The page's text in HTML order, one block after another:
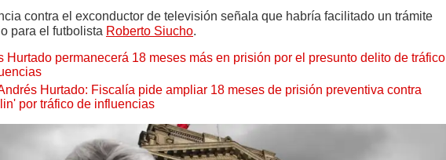
contra el exconductor de televisión señala que habría facilitado un trámite
para el futbolista Roberto Siucho.
Hurtado permanecerá 18 meses más en prisión por el presunto delito de tráfico
Hurtado: Fiscalía pide ampliar 18 meses de prisión preventiva contra
por tráfico de influencias